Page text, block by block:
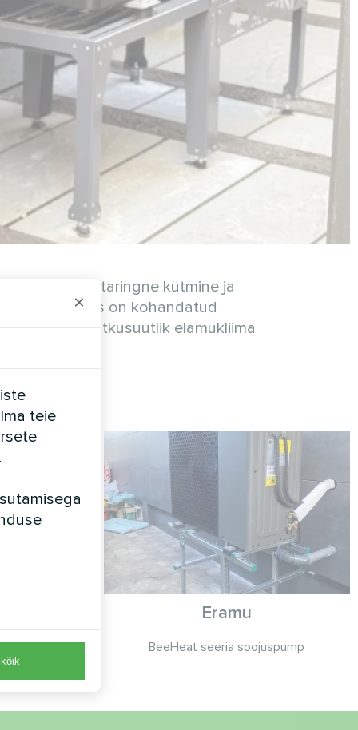
tõhus aastaringne kütmine ja
töö, mis on kohandatud
saavutada jätkusuutlik elamukliima
Basic seeria
Eramu
BeeHeat seeria soojuspump
×
teie